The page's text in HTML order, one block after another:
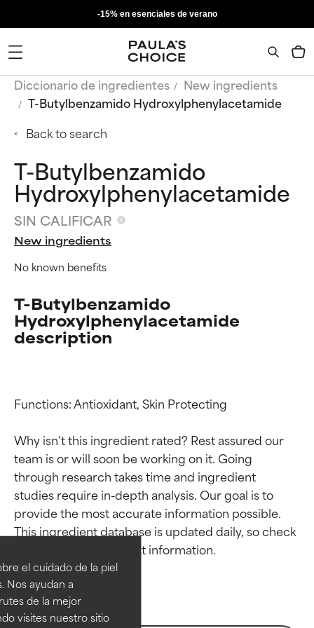
el cuidado de la piel
Nos ayudan a
de la mejor
visites nuestro sitio
-15% en esenciales de verano
Diccionario de ingredientes
New ingredients
T-Butylbenzamido Hydroxylphenylacetamide
Back to search
T-Butylbenzamido
Hydroxylphenylacetamide
SIN CALIFICAR
New ingredients
No known benefits
T-Butylbenzamido
Hydroxylphenylacetamide
description
Functions: Antioxidant, Skin Protecting
Why isn’t this ingredient rated? Rest assured our
team is or will soon be working on it. Going
through research takes time and ingredient
studies require in-depth analysis. Our goal is to
provide the most accurate information possible.
This ingredient database is updated daily, so check
Calificaciones de
ingredientes
EXCELENTE
Ingrediente sobresaliente con
beneficios reales para la piel. Su
Calificaciones de
ingredientes
EXCELENTE
Ingrediente sobresaliente con
beneficios reales para la piel. Su